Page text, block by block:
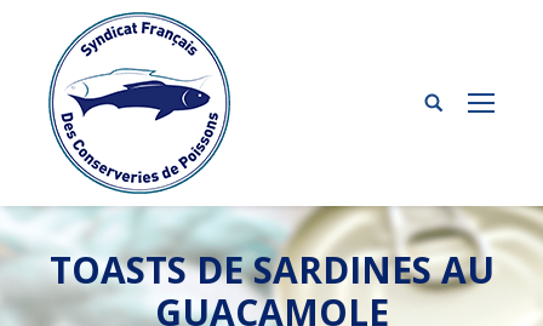
TOASTS DE SARDINES AU
GUACAMOLE